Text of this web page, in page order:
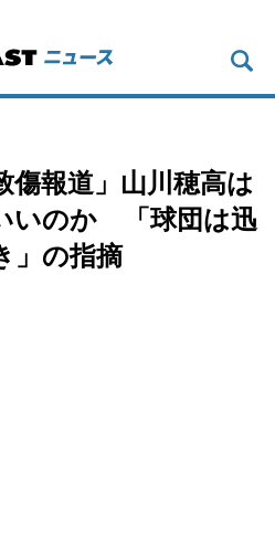
傷報道」山川穂高は
いのか 「球団は迅
」の指摘